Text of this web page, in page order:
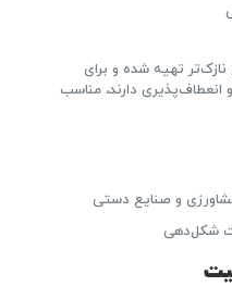
تهیه شده و برای
انعطاف‌پذیری دارند، مناسب
و صنایع دستی
شکل‌دهی